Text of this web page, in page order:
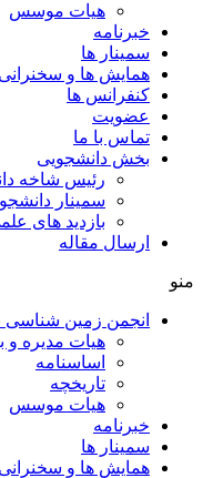
هیات موسس
خبرنامه
سمینار ها
همایش ها و
کنفرانس ها
عضویت
تماس با ما
بخش دانشجویی
رئیس شاخه
سمینار
بازدید های
ارسال مقاله
منو
انجمن زمین شناسی
هیات مدیره و
اساسنامه
تاریخچه
هیات موسس
خبرنامه
سمینار ها
همایش ها و